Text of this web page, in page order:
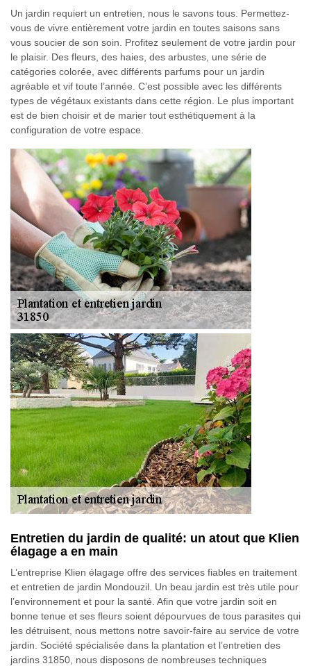
Un jardin requiert un entretien, nous le savons tous. Permettez-
vous de vivre entièrement votre jardin en toutes saisons sans
vous soucier de son soin. Profitez seulement de votre jardin pour
le plaisir. Des fleurs, des haies, des arbustes, une série de
catégories colorée, avec différents parfums pour un jardin
agréable et vif toute l’année. C’est possible avec les différents
types de végétaux existants dans cette région. Le plus important
est de bien choisir et de marier tout esthétiquement à la
configuration de votre espace.
Entretien du jardin de qualité: un atout que Klien
élagage a en main
L’entreprise Klien élagage offre des services fiables en traitement
et entretien de jardin Mondouzil. Un beau jardin est très utile pour
l’environnement et pour la santé. Afin que votre jardin soit en
bonne tenue et ses fleurs soient dépourvues de tous parasites qui
les détruisent, nous mettons notre savoir-faire au service de votre
jardin. Société spécialisée dans la plantation et l’entretien des
jardins 31850, nous disposons de nombreuses techniques